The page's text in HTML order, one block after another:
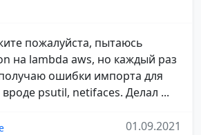
пожалуйста, пытаюсь
на lambda aws, но каждый раз
ошибки импорта для
psutil, netifaces. Делал ...
01.09.2021